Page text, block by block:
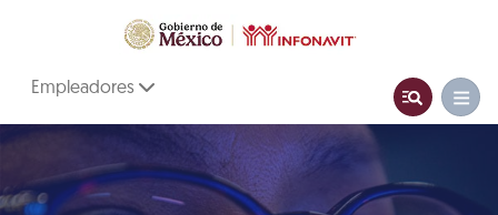
Empleadores